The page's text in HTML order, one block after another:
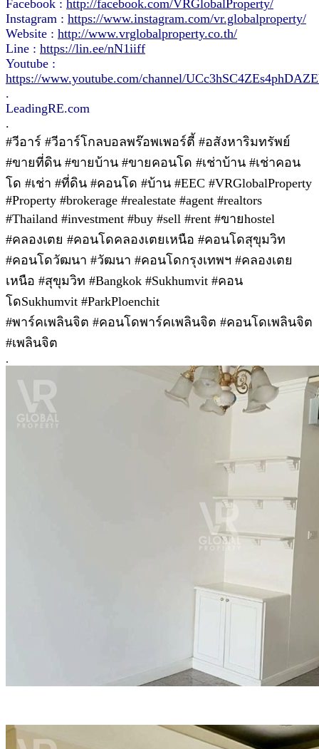
Facebook : http://facebook.com/VRGlobalProperty/
Instagram : https://www.instagram.com/vr.globalproperty/
Website : http://www.vrglobalproperty.co.th/
Line : https://lin.ee/nN1iiff
Youtube :
https://www.youtube.com/channel/
.
LeadingRE.com
.
#วีอาร์ #วีอาร์โกลบอลพร๊อพเพอร์ตี้ #อสังหาริมทรัพย์
#ขายที่ดิน #ขายบ้าน #ขายคอนโด #เช่าบ้าน #เช่าคอน
โด #เช่า #ที่ดิน #คอนโด #บ้าน #EEC #VRGlobalProperty
#Property #brokerage #realestate #agent #realtors
#Thailand #investment #buy #sell #rent #ขายhostel
#คลองเตย #คอนโดคลองเตยเหนือ #คอนโดสุขุมวิท
#คอนโดวัฒนา #วัฒนา #คอนโดกรุงเทพฯ #คลองเตย
เหนือ #สุขุมวิท #Bangkok #Sukhumvit #คอน
โดSukhumvit #ParkPloenchit
#พาร์คเพลินจิต #คอนโดพาร์คเพลินจิต #คอนโดเพลินจิต
#เพลินจิต
.